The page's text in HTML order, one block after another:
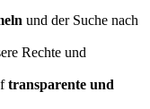
und der Suche nach
Rechte und
transparente und